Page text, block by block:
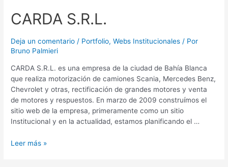
CARDA S.R.L.
Deja un comentario / Portfolio,Webs Institucionales / Por
Bruno Palmieri
CARDA S.R.L. es una empresa de la ciudad de Bahía Blanca
que realiza motorización de camiones Scania, Mercedes Benz,
Chevrolet y otras, rectificación de grandes motores y venta
de motores y respuestos. En marzo de 2009 construímos el
sitio web de la empresa, primeramente como un sitio
Institucional y en la actualidad, estamos planificando el …
Leer más »